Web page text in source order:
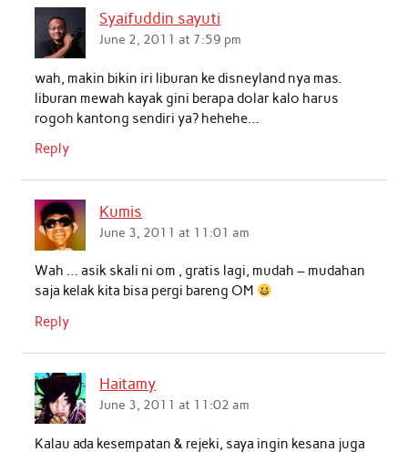
o
k
p
p
I
n
Syaifuddin sayuti
June 2, 2011 at 7:59 pm
wah, makin bikin iri liburan ke disneyland nya mas.
liburan mewah kayak gini berapa dolar kalo harus
rogoh kantong sendiri ya? hehehe…
Reply
Kumis
June 3, 2011 at 11:01 am
Wah … asik skali ni om , gratis lagi, mudah – mudahan
saja kelak kita bisa pergi bareng OM
Reply
Haitamy
June 3, 2011 at 11:02 am
Kalau ada kesempatan & rejeki, saya ingin kesana juga